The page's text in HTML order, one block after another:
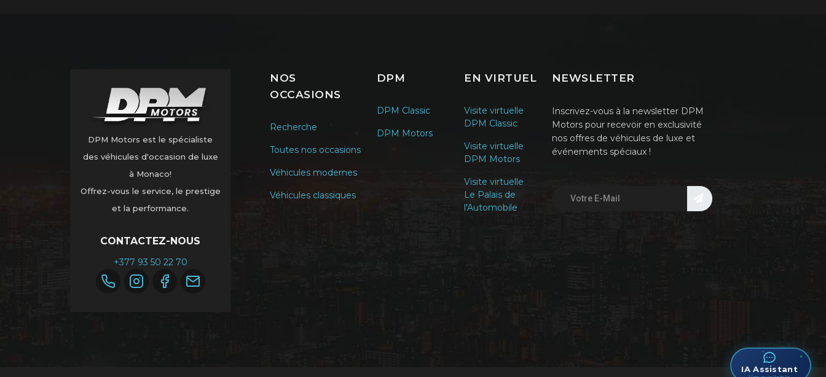
DPM Motors est le spécialiste
des véhicules d'occasion de luxe
à Monaco!
Offrez-vous le service, le prestige
et la performance.
CONTACTEZ-NOUS
+377 93 50 22 70
NOS
OCCASIONS
Recherche
Toutes nos occasions
Véhicules modernes
Véhicules classiques
DPM
DPM Classic
DPM Motors
EN VIRTUEL
Visite virtuelle
DPM Classic
Visite virtuelle
DPM Motors
Visite virtuelle
Le Palais de
l'Automobile
NEWSLETTER
Inscrivez-vous à la newsletter DPM
Motors pour recevoir en exclusivité
nos offres de véhicules de luxe et
événements spéciaux !
IA Assistant